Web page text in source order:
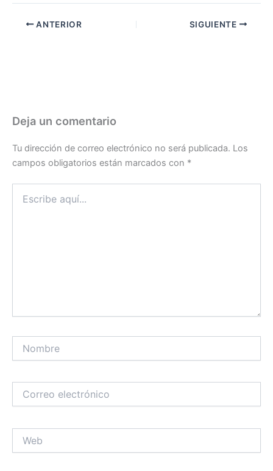
ANTERIOR SIGUIENTE
Deja un comentario
Tu dirección de correo electrónico no será publicada. Los
campos obligatorios están marcados con *
aquí...
electrónico